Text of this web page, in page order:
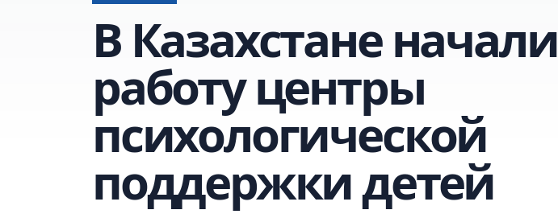
В Казахстане начали
работу центры
психологической
поддержки детей